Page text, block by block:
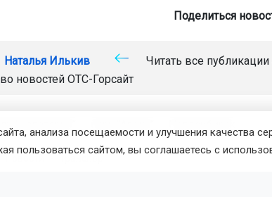
Поделиться
Наталья Илькив
Читать все публикации
новостей ОТС-Горсайт
анализа посещаемости и улучшения качества
пользоваться сайтом, вы соглашаетесь с